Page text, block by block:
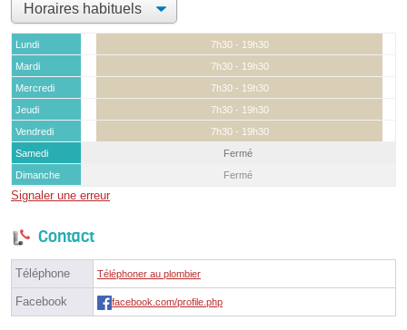
Lundi
7h30 - 19h30
Mardi
7h30 - 19h30
Mercredi
7h30 - 19h30
Jeudi
7h30 - 19h30
Vendredi
7h30 - 19h30
Samedi
Fermé
Dimanche
Fermé
Signaler une erreur
Contact
Téléphone Téléphoner au plombier
Facebook facebook.com/profile.php